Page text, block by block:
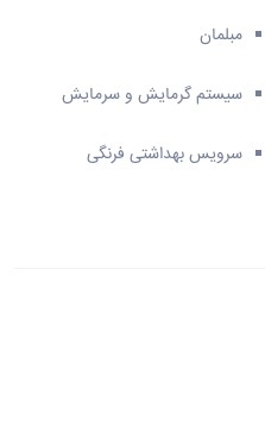
مبلمان
سیستم گرمایش و سرمایش
سرویس بهداشتی فرنگی